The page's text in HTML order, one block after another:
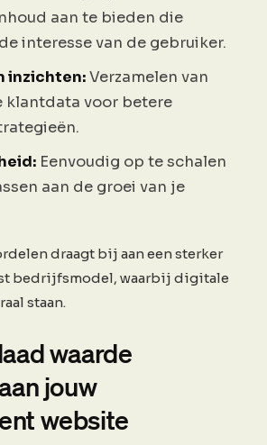
aan te bieden die
interesse van de gebruiker.
inzichten:Verzamelen van
klantdata voor betere
Eenvoudig op te schalen
aan de groei van je
draagt bij aan een sterker
bedrijfsmodel, waarbij digitale
staan.
waarde
jouw
website